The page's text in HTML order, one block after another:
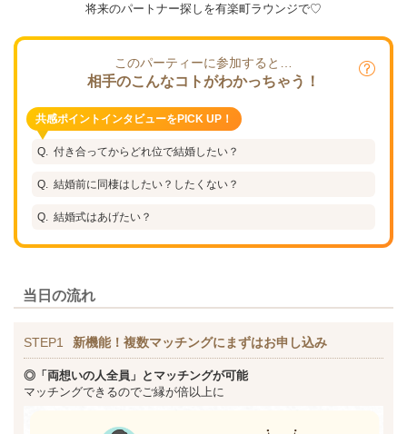
将来のパートナー探しを有楽町ラウンジで♡
このパーティーに参加すると…
相手のこんなコトがわかっちゃう！
共感ポイントインタビューをPICK UP！
付き合ってからどれ位で結婚したい？
結婚前に同棲はしたい？したくない？
結婚式はあげたい？
当日の流れ
STEP1 新機能！複数マッチングにまずはお申し込み
◎「両想いの人全員」とマッチングが可能
マッチングできるのでご縁が倍以上に